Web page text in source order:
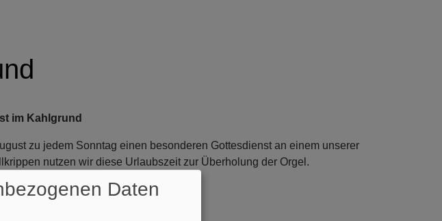
im Kahlgrund
zu jedem Sonntag einen besonderen Gottesdienst an einem unserer
nutzen wir diese Urlaubszeit zur Überholung der Orgel.
Gottesdiensten:
Daten